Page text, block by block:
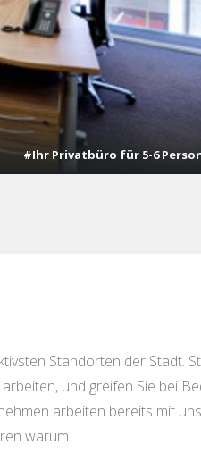
#Ihr Privatbüro für 5-6
Standorten der Stadt.
und greifen Sie bei
arbeiten bereits mit
warum.